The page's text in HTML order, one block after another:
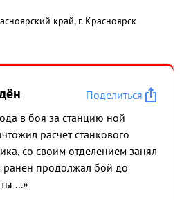
край, г. Красноярск
Поделиться
в боя за станцию ной
расчет станкового
со своим отделением занял
ранен продолжал бой до
...»